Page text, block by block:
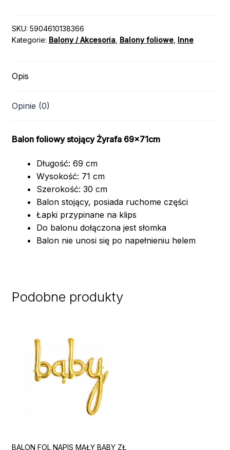
ŻYRAFA
69x71cm
SKU: 5904610138366
Kategorie: Balony / Akcesoria, Balony foliowe, Inne
Opis
Opinie (0)
Balon foliowy stojący Żyrafa 69x71cm
Długość: 69 cm
Wysokość: 71 cm
Szerokość: 30 cm
Balon stojący, posiada ruchome części
Łapki przypinane na klips
Do balonu dołączona jest słomka
Balon nie unosi się po napełnieniu helem
Podobne produkty
BALON FOL NAPIS MAŁY BABY ZŁ